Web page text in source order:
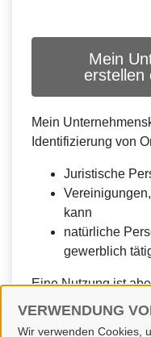
VERWENDUNG
Wir verwenden Cookies,
Mein
erstellen
Mein
Identifizierung von
Juristische
kann
natürliche
gewerblich
Eine Nutzung ist
Sinne von § 1 Abs.